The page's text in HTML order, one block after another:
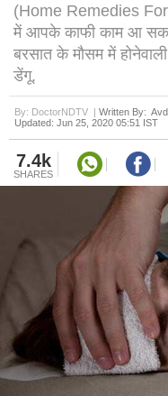
(Home Remedies
में आपके काफी काम आ
बरसात के मौसम में
डेंगू.
By: DoctorNDTV | Written By:
Updated: Jun 25, 2020 05:51 IST
7.4k
SHARES